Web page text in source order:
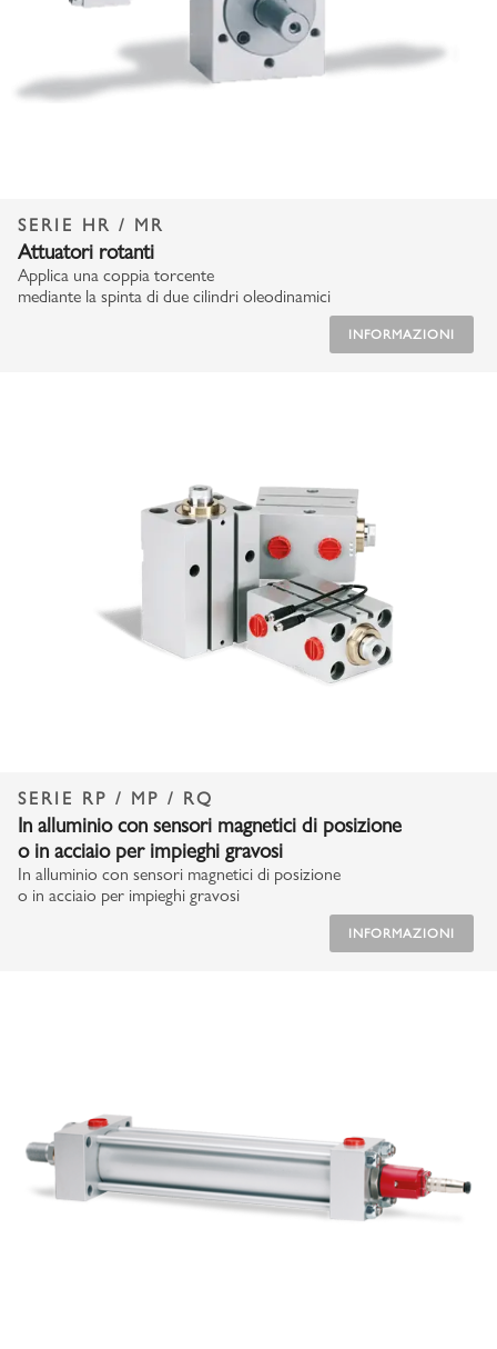
SERIE HR / MR
Attuatori rotanti
Applica una coppia torcente
mediante la spinta di due cilindri oleodinamici
INFORMAZIONI
SERIE RP / MP / RQ
In alluminio con sensori magnetici di posizione
o in acciaio per impieghi gravosi
In alluminio con sensori magnetici di posizione
o in acciaio per impieghi gravosi
INFORMAZIONI